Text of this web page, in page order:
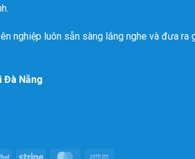
nghiệp luôn sẵn sàng lắng nghe và đưa
Đà Nẵng